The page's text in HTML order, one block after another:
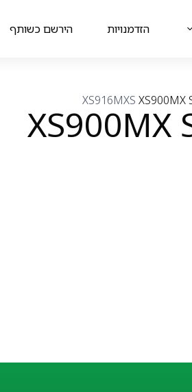
הזדמנויות הירשם כשותף
XS916MXS XS900MX
XS900MX